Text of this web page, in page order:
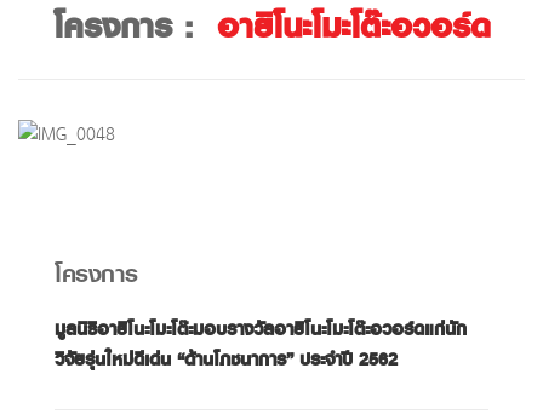
โครงการ : อายิโนะโมะโต๊ะอวอร์ด
โครงการ
มูลนิธิอายิโนะโมะโต๊ะมอบรางวัลอายิโนะโมะโต๊ะอวอร์ดแก่นัก
วิจัยรุ่นใหม่ดีเด่น “ด้านโภชนาการ” ประจำปี2562